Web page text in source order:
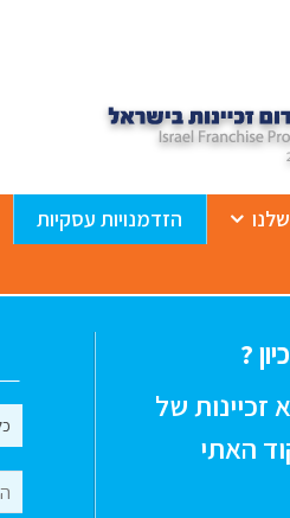
הזדמנויות עסקיות
?
זכיינות של
האתי